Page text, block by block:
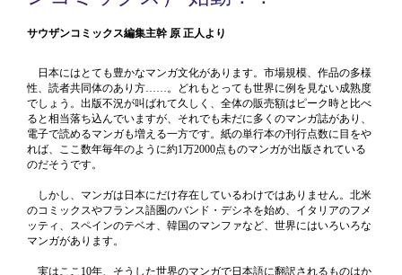
サウザンコミックス編集主幹 原 正人より
日本にはとても豊かなマンガ文化があります。市場規模、作品の多様
性、読者共同体のあり方……。どれもとっても世界に例を見ない成熟度
でしょう。出版不況が叫ばれて久しく、全体の販売額はピーク時と比べ
ると相当落ち込んでいますが、それでも未だに多くのマンガ誌があり、
電子で読めるマンガも増える一方です。紙の単行本の刊行点数に目をや
れば、ここ数年毎年のように約1万2000点ものマンガが出版されている
のだそうです。
しかし、マンガは日本にだけ存在しているわけではありません。北米
のコミックスやフランス語圏のバンド・デシネを始め、イタリアのフメ
ッティ、スペインのテベオ、韓国のマンファなど、世界にはいろいろな
マンガがあります。
実はここ10年、そうした世界のマンガで日本語に翻訳されるものはか